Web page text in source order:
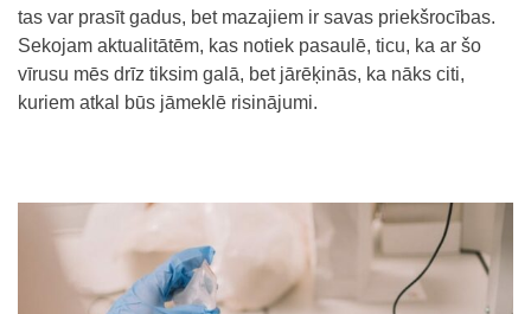
tas var prasīt gadus, bet mazajiem ir savas priekšrocības.
Sekojam aktualitātēm, kas notiek pasaulē, ticu, ka ar šo
vīrusu mēs drīz tiksim galā, bet jārēķinās, ka nāks citi,
kuriem atkal būs jāmeklē risinājumi.